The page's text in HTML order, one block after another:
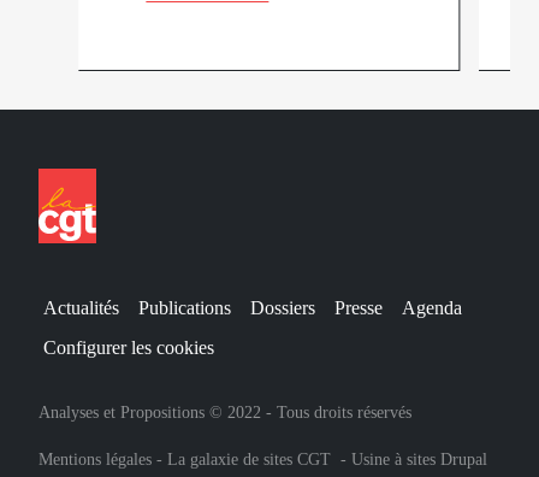
Actualités Publications Dossiers Presse
Agenda
Configurer les cookies
Analyses et Propositions © 2022 - Tous droits réservés
Mentions légales - La galaxie de sites CGT - Usine à sites Drupal